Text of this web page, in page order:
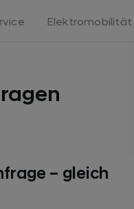
Elektromobilität
– gleich